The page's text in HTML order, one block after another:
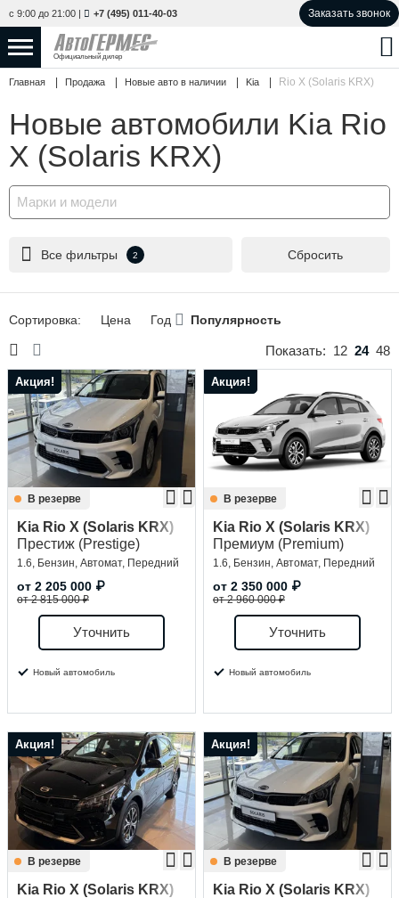
с 9:00 до 21:00 | +7 (495) 011-40-03 Заказать звонок
Официальный дилер
НОВЫЕ АВТОМОБИЛИ
С ПРОБЕГОМ 852 авто
СЕРВИС
УСЛУГИ
АКЦИИ
КОНТАКТЫ
Избранное
Сравнение
Личный кабинет
Главная Продажа Новые авто в наличии Kia Rio X (Solaris KRX)
Новые автомобили Kia Rio
X (Solaris KRX)
Марки и модели
Все фильтры 2 Сбросить
Сортировка: Цена Год Популярность
Показать: 12 24 48
Акция!
В резерве
Kia Rio X (Solaris KRX)
Престиж (Prestige)
1.6, Бензин, Автомат, Передний
от 2 205 000 ₽
от 2 815 000 ₽
Уточнить
Новый автомобиль
Акция!
В резерве
Kia Rio X (Solaris KRX)
Премиум (Premium)
1.6, Бензин, Автомат, Передний
от 2 350 000 ₽
от 2 960 000 ₽
Уточнить
Новый автомобиль
Акция!
В резерве
Kia Rio X (Solaris KRX)
Акция!
В резерве
Kia Rio X (Solaris KRX)